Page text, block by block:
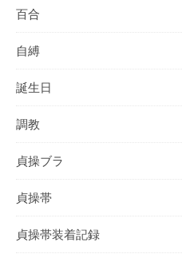
百合
自縛
誕生日
調教
貞操ブラ
貞操帯
貞操帯装着記録